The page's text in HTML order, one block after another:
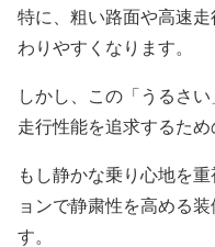
特に、粗い路面や高速
わりやすくなります。
しかし、この「うるさ
走行性能を追求するため
もし静かな乗り心地を
ョンで静粛性を高める
す。